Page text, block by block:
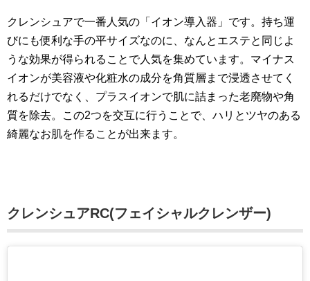
クレンシュアで一番人気の「イオン導入器」です。持ち運
びにも便利な手の平サイズなのに、なんとエステと同じよ
うな効果が得られることで人気を集めています。マイナス
イオンが美容液や化粧水の成分を角質層まで浸透させてく
れるだけでなく、プラスイオンで肌に詰まった老廃物や角
質を除去。この2つを交互に行うことで、ハリとツヤのある
綺麗なお肌を作ることが出来ます。
クレンシュアRC(フェイシャルクレンザー)